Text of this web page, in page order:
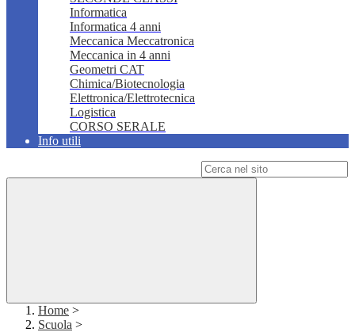
Informatica
Informatica 4 anni
Meccanica Meccatronica
Meccanica in 4 anni
Geometri CAT
Chimica/Biotecnologia
Elettronica/Elettrotecnica
Logistica
CORSO SERALE
Info utili
Home >
Scuola >